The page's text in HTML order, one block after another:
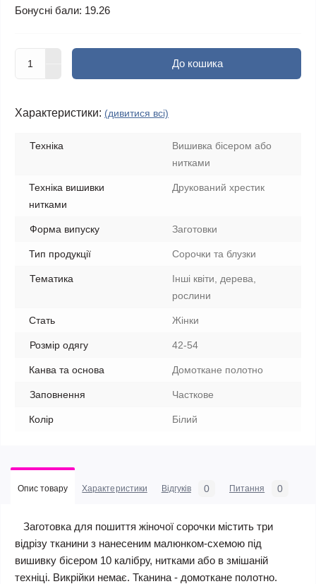
Бонусні бали: 19.26
До кошика
Характеристики: (дивитися всі)
Техніка
Вишивка бісером або
нитками
Техніка вишивки
нитками
Друкований хрестик
Форма випуску Заготовки
Тип продукції Сорочки та блузки
Тематика
Інші квіти, дерева,
рослини
Стать Жінки
Розмір одягу 42-54
Канва та основа Домоткане полотно
Заповнення Часткове
Колір Білий
Опис товару Характеристики Відгуків 0 Питання 0
Заготовка для пошиття жіночої сорочки містить три
відрізу тканини з нанесеним малюнком-схемою під
вишивку бісером 10 калібру, нитками або в змішаній
техніці. Викрійки немає. Тканина - домоткане полотно.